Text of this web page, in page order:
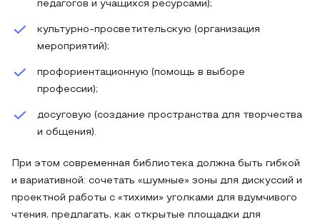
педагогов и учащихся ресурсами);
культурно-просветительскую (организация
мероприятий);
профориентационную (помощь в выборе
профессии);
досуговую (создание пространства для творчества
и общения).
При этом современная библиотека должна быть гибкой
и вариативной: сочетать «шумные» зоны для дискуссий и
проектной работы с «тихими» уголками для вдумчивого
чтения, предлагать, как открытые площадки для